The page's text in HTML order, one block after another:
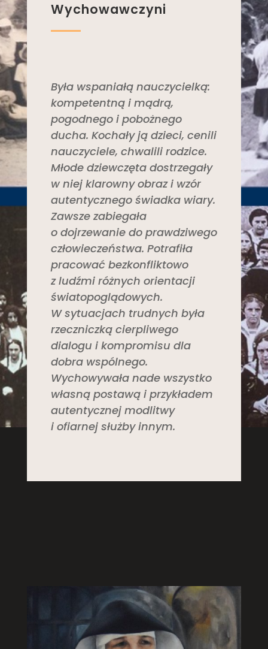
Wychowawczyni
Była wspaniałą nauczycielką:
kompetentną i mądrą,
pogodnego i pobożnego
ducha. Kochały ją dzieci, cenili
nauczyciele, chwalili rodzice.
Młode dziewczęta dostrzegały
w niej klarowny obraz i wzór
autentycznego świadka wiary.
Zawsze zabiegała
o dojrzewanie do prawdziwego
człowieczeństwa. Potrafiła
pracować bezkonfliktowo
z ludźmi różnych orientacji
światopoglądowych.
W sytuacjach trudnych była
rzeczniczką cierpliwego
dialogu i kompromisu dla
dobra wspólnego.
Wychowywała nade wszystko
własną postawą i przykładem
autentycznej modlitwy
i ofiarnej służby innym.